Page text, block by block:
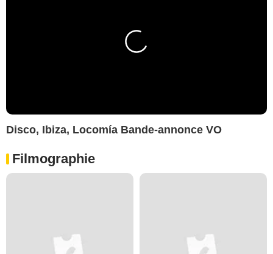
Disco, Ibiza, Locomía Bande-annonce VO
Filmographie